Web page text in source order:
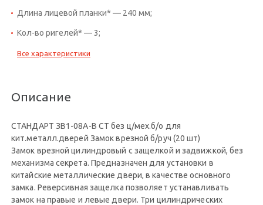
Длина лицевой планки* — 240 мм;
Кол-во ригелей* — 3;
Все характеристики
Описание
СТАНДАРТ ЗВ1-08A-B СТ без ц/мех.б/о для
кит.металл.дверей Замок врезной б/руч (20 шт)
Замок врезной цилиндровый с защелкой и задвижкой, без
механизма секрета. Предназначен для установки в
китайские металлические двери, в качестве основного
замка. Реверсивная защелка позволяет устанавливать
замок на правые и левые двери. Три цилиндрических